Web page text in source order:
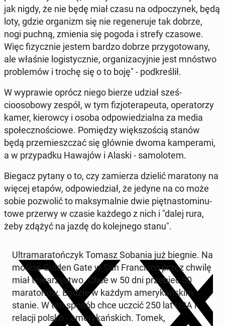
jak nigdy, że nie będę miał czasu na odpoczynek, będą
loty, gdzie or­ga­nizm się nie re­generu­je tak dobrze,
nogi puchną, zmienia się pogoda i strefy czasowe.
Więc fizy­cznie jestem bardzo dobrze przy­go­towany,
ale właśnie lo­gisty­cznie, or­ga­ni­za­cyjnie jest mnóstwo
prob­lemów i trochę się o to boję" - pod­kreślił.
W wypraw­ie oprócz niego bierze udział sześ­
cioosobowy zespół, w tym fizjoter­apeu­ta, op­er­a­torzy
kamer, kierow­cy i osoba odpowiedzial­na za media
społecznoś­ciowe. Pomiędzy więk­szoś­cią stanów
będą przemieszczać się głównie dwoma kam­pera­mi,
a w przy­pad­ku Hawajów i Alaski - samolotem.
Biegacz pytany o to, czy za­mierza dzielić maratony na
więcej etapów, odpowiedzi­ał, że jedyne na co może
sobie poz­wolić to maksy­mal­nie dwie pięt­nas­tomin­u­
towe przerwy w czasie każdego z nich i "dalej rura,
żeby zdążyć na jazdę do kole­jnego stanu".
Ul­tra­ma­ra­tończyk Tomasz Sobania już biegnie. Na
moście Golden Gate w San Fran­cis­co przez chwilę
miał to­warzyst­wo. Chce w 50 dni prze­biec 50
mara­tonów. Będzie w każdym amerykańskim
stanie. W ten sposób chce uczcić 250 lat USA i
relacji polsko - amerykańs­kich. Tomek,